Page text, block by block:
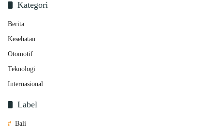
Kategori
Berita
Kesehatan
Otomotif
Teknologi
Internasional
Label
Bali